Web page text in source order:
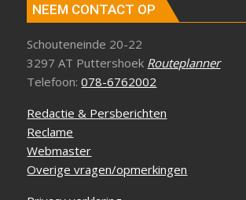
NEEM CONTACT OP
Schouteneinde 20-22
3297 AT Puttershoek Routeplanner
Telefoon:078-6762002
Redactie & Persberichten
Reclame
Webmaster
Overige vragen/opmerkingen